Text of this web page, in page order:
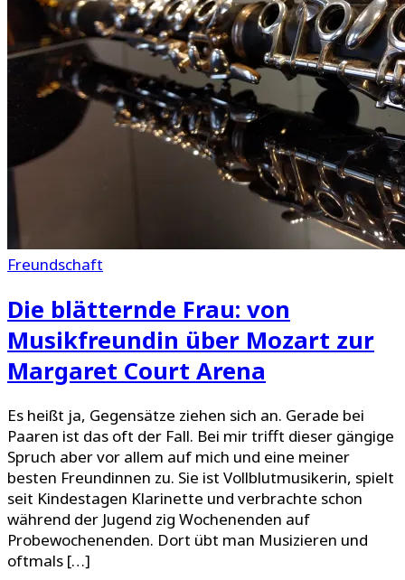
Freundschaft
Die blätternde Frau: von
Musikfreundin über Mozart zur
Margaret Court Arena
Es heißt ja, Gegensätze ziehen sich an. Gerade bei
Paaren ist das oft der Fall. Bei mir trifft dieser gängige
Spruch aber vor allem auf mich und eine meiner
besten Freundinnen zu. Sie ist Vollblutmusikerin, spielt
seit Kindestagen Klarinette und verbrachte schon
während der Jugend zig Wochenenden auf
Probewochenenden. Dort übt man Musizieren und
oftmals […]